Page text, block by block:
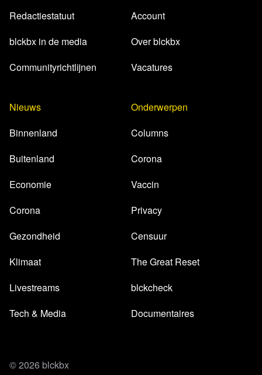
Redactiestatuut
blckbx in de media
Communityrichtlijnen
Account
Over blckbx
Vacatures
Nieuws
Binnenland
Buitenland
Economie
Corona
Gezondheid
Klimaat
Livestreams
Tech & Media
Onderwerpen
Columns
Corona
Vaccin
Privacy
Censuur
The Great Reset
blckcheck
Documentaires
© 2026 blckbx